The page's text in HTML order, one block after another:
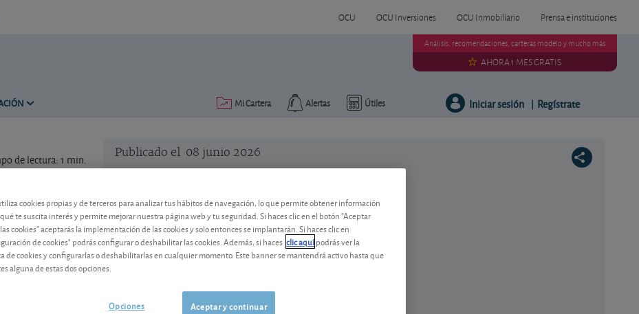
OCU OCU Inversiones OCU Inmobiliario Prensa e instituciones
Útiles
Alertas
Mi Cartera
Análisis, recomendaciones, carteras modelo y mucho más
AHORA 1 MES GRATIS
Iniciar sesión | Regístrate
de lectura: 1 min. Publicado el 08 junio 2026
cookies propias y de terceros para analizar tus hábitos de navegación, lo que permite obtener información
te suscita interés y permite mejorar nuestra página web y tu seguridad. Si haces clic en el botón "Aceptar
cookies" aceptarás la implementación de las cookies y solo entonces se implantarán. Si haces clic en
de cookies" podrás configurar o deshabilitar las cookies. Además, si haces clic aquípodrás ver la
de cookies y configurarlas o deshabilitarlas en cualquier momento. Este banner se mantendrá activo hasta que
alguna de estas dos opciones.
Aceptar y continuar
Opciones